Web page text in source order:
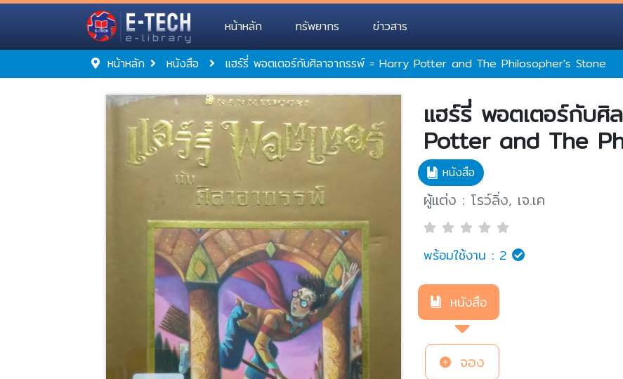
หน้าหลัก ทรัพยากร ข่าวสาร
หน้าหลัก หนังสือ แฮร์รี่ พอตเตอร์กับศิลาอาถรรพ์ = Harry Potter and The Philosopher's Stone
แฮร์รี่ พอตเตอร์กับศิ
Potter and The
หนังสือ
ผู้แต่ง : โรว์ลิ่ง, เจ.เค
พร้อมใช้งาน : 2
หนังสือ
จอง